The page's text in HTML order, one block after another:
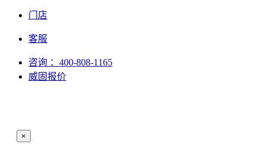
门店
客服
咨询 ：400-808-1165
威固报价
×